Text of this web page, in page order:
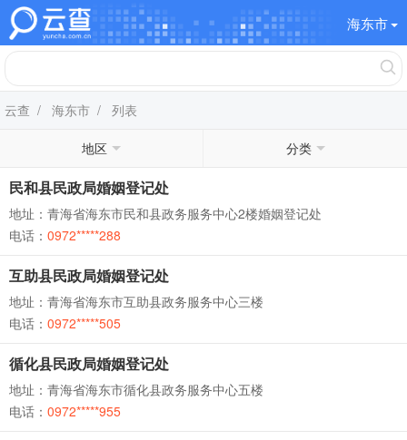
海东市
云查 / 海东市 / 列表
地区 分类
民和县民政局婚姻登记处
地址：青海省海东市民和县政务服务中心2楼婚姻登记处
电话： 0972*****288
互助县民政局婚姻登记处
地址：青海省海东市互助县政务服务中心三楼
电话： 0972*****505
循化县民政局婚姻登记处
地址：青海省海东市循化县政务服务中心五楼
电话： 0972*****955